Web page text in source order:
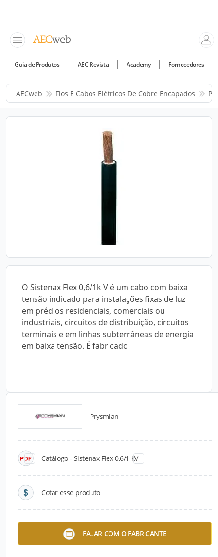
Guia de Produtos AEC Revista Academy Fornecedores
AECweb Fios E Cabos Elétricos De Cobre Encapados
O Sistenax Flex 0,6/1k V é um cabo com baixa
tensão indicado para instalações fixas de luz
em prédios residenciais, comerciais ou
industriais, circuitos de distribuição, circuitos
terminais e em linhas subterrâneas de energia
em baixa tensão. É fabricado
Prysmian
Catálogo - Sistenax Flex 0,6/1 kV
Cotar esse produto
FALAR COM O FABRICANTE
Catálogos para Download
0,6/1 kV